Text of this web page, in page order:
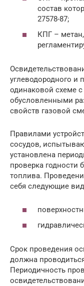
состав
27578-87;
КПГ –
углеводородного и
одинаковой схеме
обусловленными
свойств газовой
Правилами
сосудов,
установлена
проверка годности
топлива.
себя следующие
Срок проведения
должна
Периодичность